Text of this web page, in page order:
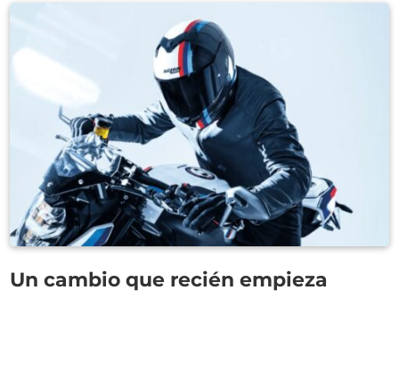
Un cambio que recién empieza